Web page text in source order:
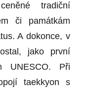
tradiční
či památkám
A dokonce, v
jako první
UNESCO. Při
taekkyon s